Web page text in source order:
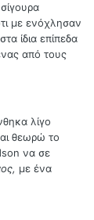
με ενόχλησαν
ίδια επίπεδα
από τους
λίγο
θεωρώ το
να σε
με ένα